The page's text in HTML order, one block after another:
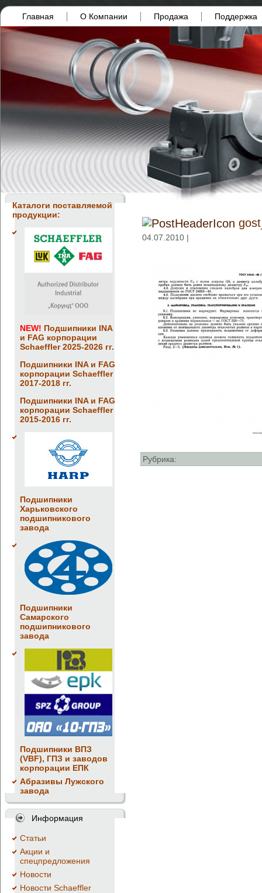
Главная О Компании Продажа Поддержка
Каталоги поставляемой
продукции:
NEW! Подшипники INA
и FAG корпорации
Schaeffler 2025-2026 гг.
Подшипники INA и FAG
корпорации Schaeffler
2017-2018 гг.
Подшипники INA и FAG
корпорации Schaeffler
2015-2016 гг.
Подшипники
Харьковского
подшипникового
завода
Подшипники
Самарского
подшипникового
завода
Подшипники ВПЗ
(VBF), ГПЗ и заводов
корпорации ЕПК
Абразивы Лужского
завода
Информация
Cтатьи
Акции и
спецпредложения
Новости
Новости Schaeffler
04.07.2010 |
Рубрика: